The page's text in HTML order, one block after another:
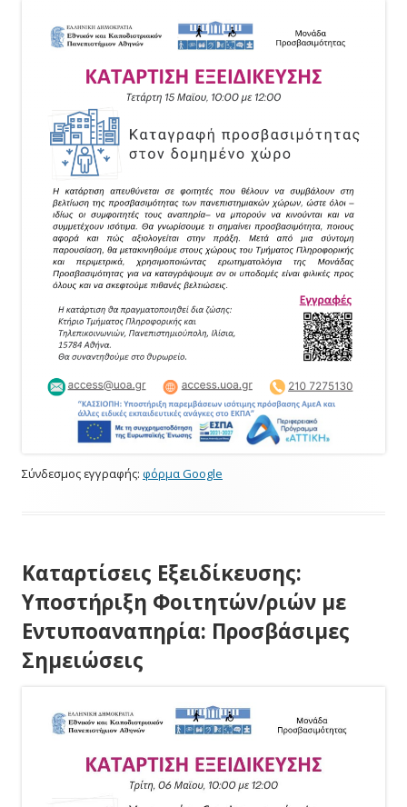
Σύνδεσμος εγγραφής: φόρμα Google
Καταρτίσεις Εξειδίκευσης:
Υποστήριξη Φοιτητών/ριών με
Εντυποαναπηρία: Προσβάσιμες
Σημειώσεις